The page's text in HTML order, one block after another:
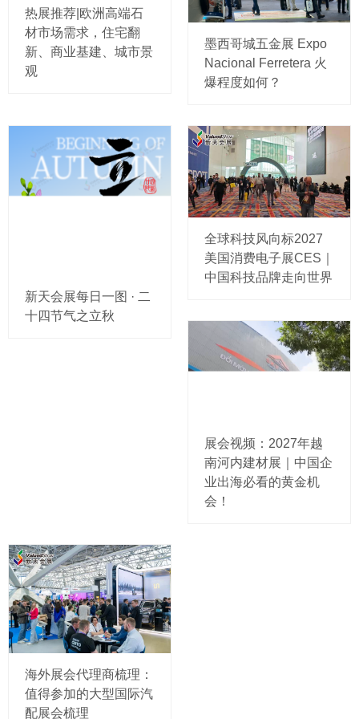
热展推荐|欧洲高端石
材市场需求，住宅翻
新、商业基建、城市景
观
墨西哥城五金展 Expo
Nacional Ferretera 火
爆程度如何？
新天会展每日一图 · 二
十四节气之立秋
全球科技风向标2027
美国消费电子展CES｜
中国科技品牌走向世界
展会视频：2027年越
南河内建材展｜中国企
业出海必看的黄金机
会！
海外展会代理商梳理：
值得参加的大型国际汽
配展会梳理